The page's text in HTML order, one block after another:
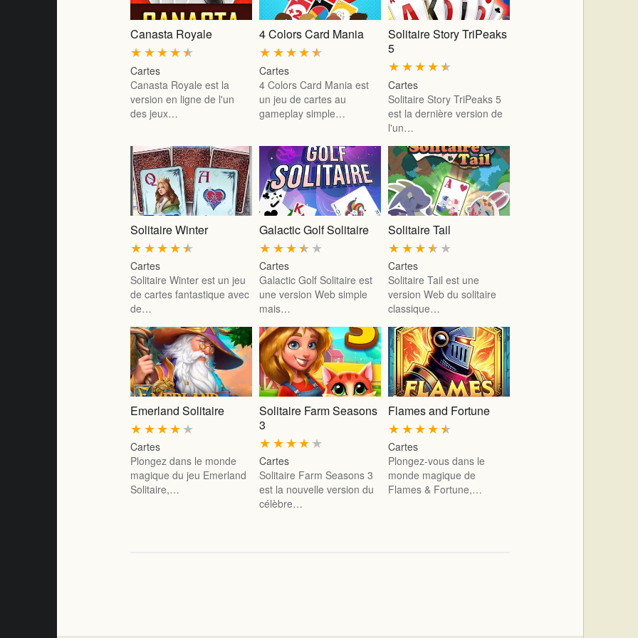
Canasta Royale
★
★
★
★
★
Cartes
Canasta Royale est la
version en ligne de l'un
des jeux…
4 Colors Card Mania
★
★
★
★
★
Cartes
4 Colors Card Mania est
un jeu de cartes au
gameplay simple…
Solitaire Story TriPeaks
5
★
★
★
★
★
Cartes
Solitaire Story TriPeaks 5
est la dernière version de
l'un…
Solitaire Winter
★
★
★
★
★
Cartes
Solitaire Winter est un jeu
de cartes fantastique avec
de…
Galactic Golf Solitaire
★
★
★
★
★
Cartes
Galactic Golf Solitaire est
une version Web simple
mais…
Solitaire Tail
★
★
★
★
★
Cartes
Solitaire Tail est une
version Web du solitaire
classique…
Emerland Solitaire
★
★
★
★
★
Cartes
Plongez dans le monde
magique du jeu Emerland
Solitaire,…
Solitaire Farm Seasons
3
★
★
★
★
★
Cartes
Solitaire Farm Seasons 3
est la nouvelle version du
célèbre…
Flames and Fortune
★
★
★
★
★
Cartes
Plongez-vous dans le
monde magique de
Flames & Fortune,…